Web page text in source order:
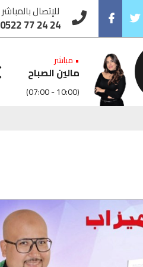
FacebookTwitter
للإتصال بالمباشر
0522 77 24 24
• مباشر
مالين الصباح
(07:00 - 10:00)